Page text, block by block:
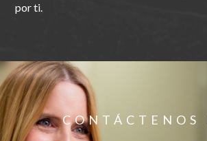
por ti.
CONTÁCTENOS